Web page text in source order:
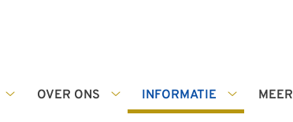
OVER ONS
Over
INFORMATIE
Informatie
MEER